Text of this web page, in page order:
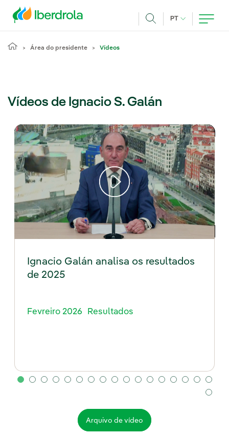
PT IDIOMA ATUAL,
Área do presidente Vídeos
Vídeos de Ignacio S. Galán
Ignacio Galán analisa os resultados
de 2025
Fevreiro 2026 Resultados
Arquivo de vídeo